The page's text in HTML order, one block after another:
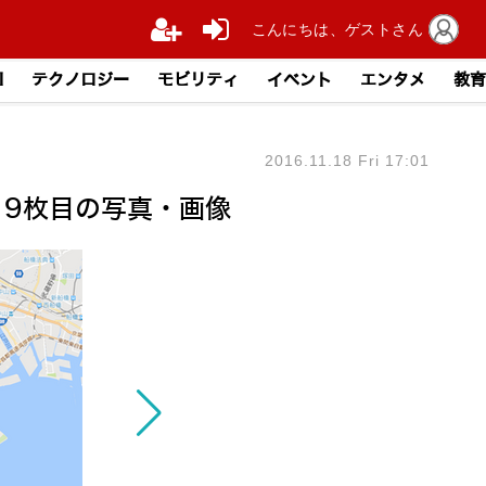
テクノロジー モビリティ イベント エンタメ 教育
枚目の写真・画像
2016.11.18 Fri 17:01
こんにちは、ゲストさん